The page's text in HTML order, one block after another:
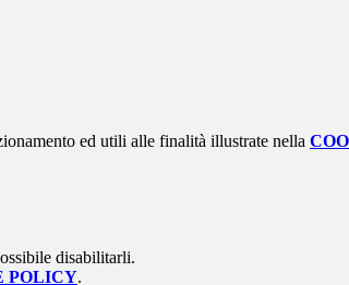
ed utili alle finalità illustrate nella
disabilitarli.
POLICY.